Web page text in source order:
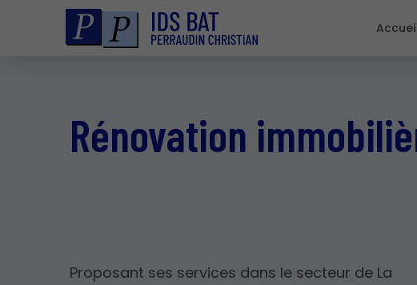
Rénovation
Proposant ses services dans le secteur de La